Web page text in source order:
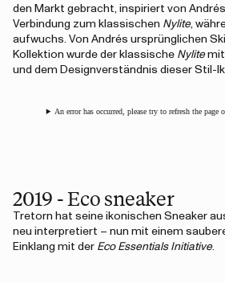
den Markt gebracht, inspiriert von
Verbindung zum klassischen Nylite,
aufwuchs. Von Andrés ursprünglichen
Kollektion wurde der klassische Nylitemit
und dem Designverständnis dieser Stil-
An error has occurred, please try to refresh the page
2019 - Eco sneaker
Tretorn hat seine ikonischen Sneaker
neu interpretiert – nun mit einem
Einklang mit der Eco Essentials Initiative.